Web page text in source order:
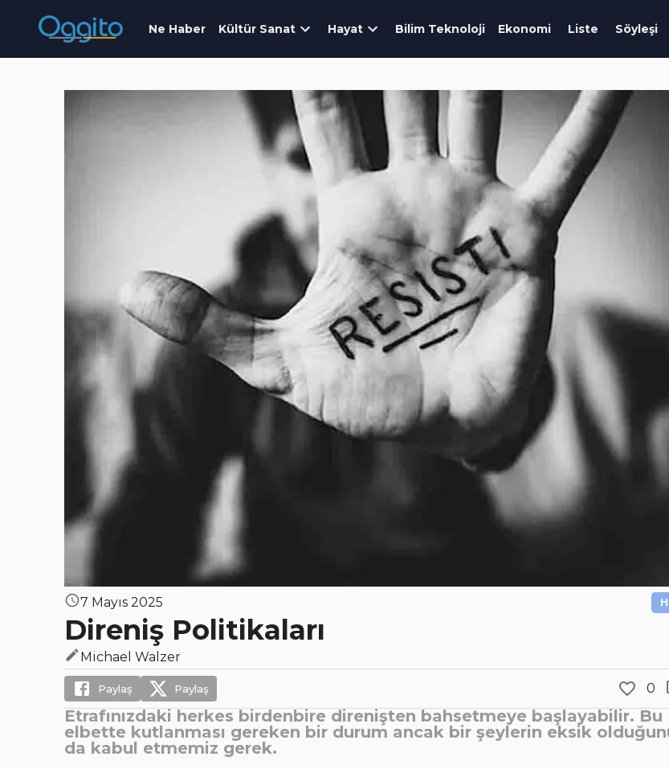
Ne Haber Kültür Sanat Hayat Bilim Teknoloji Ekonomi Liste Söyleşi
7 Mayıs 2025
Direniş Politikaları
Michael Walzer
Paylaş Paylaş 0
Etrafınızdaki herkes birdenbire direnişten bahsetmeye başlayabilir. Bu
elbette kutlanması gereken bir durum ancak bir şeylerin eksik
da kabul etmemiz gerek.